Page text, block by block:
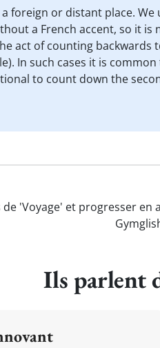
foreign or distant place.
a French accent, so it is
act of counting
In such cases it is
to count down the
'Voyage' et progresser
Ils parlent